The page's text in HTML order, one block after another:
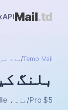
Mail.td
API
Temp Mail
/مدد
بلنگ
Pro $5/ماہ، Paddle کے ذریعے بل ہوتا ہے۔ 14 دن کی واپسی کی ضمانت کے ساتھ کسی بھی وقت منسوخ کریں۔